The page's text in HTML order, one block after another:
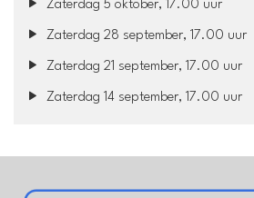
Zaterdag 5 oktober, 17.00 uur
Zaterdag 28 september, 17.00 uur
Zaterdag 21 september, 17.00 uur
Zaterdag 14 september, 17.00 uur